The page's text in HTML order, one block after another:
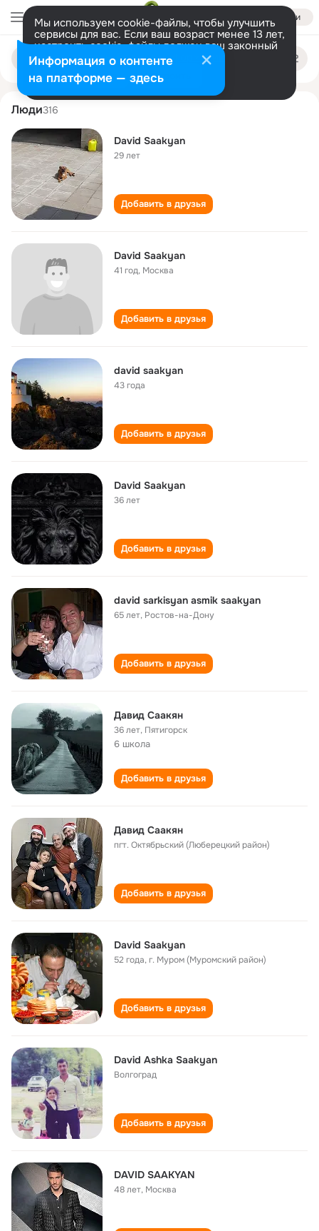
Войти
Мы используем cookie-файлы, чтобы улучшить
сервисы для вас. Если ваш возраст менее 13 лет,
настроить cookie-файлы должен ваш законный
представитель. Больше информации
Разрешить все Настроить
Поиск
людям
david saakyan
Люди316
David Saakyan
29 лет
Добавить в друзья
David Saakyan
41 год, Москва
Добавить в друзья
david saakyan
43 года
Добавить в друзья
David Saakyan
36 лет
Добавить в друзья
david sarkisyan asmik saakyan
65 лет, Ростов-на-Дону
Добавить в друзья
Давид Саакян
36 лет, Пятигорск
6 школа
Добавить в друзья
Давид Саакян
пгт. Октябрьский (Люберецкий район)
Добавить в друзья
David Saakyan
52 года,г. Муром (Муромский район)
Добавить в друзья
David Ashka Saakyan
Волгоград
Добавить в друзья
DAVID SAAKYAN
48 лет, Москва
Информация о контенте
на платформе — здесь